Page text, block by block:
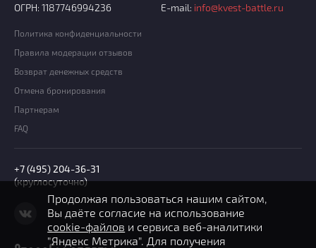
ОГРН: 1187746994236
E-mail: info@kvest-battle.ru
Политика конфиденциальности
Правила модерации отзывов
Возврат денежных средств
Отмена бронирования
Партнерам
FAQ
+7 (495) 204-36-31
(круглосуточно)
Продолжая пользоваться нашим сайтом,
Вы даёте согласие на использование
cookie-файлов и сервиса веб-аналитики
"Яндекс Метрика". Для получения